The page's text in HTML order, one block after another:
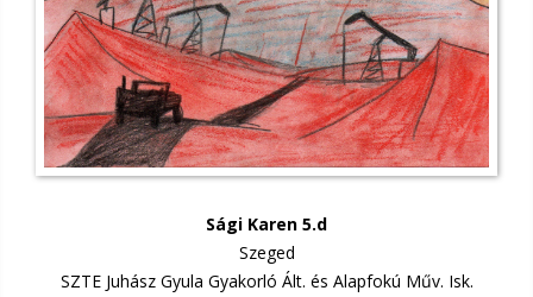
Sági Karen 5.d
Szeged
SZTE Juhász Gyula Gyakorló Ált. és Alapfokú Műv. Isk.